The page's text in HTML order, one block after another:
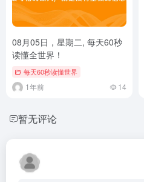
08月05日，星期二, 每天60秒
读懂全世界！
每天60秒读懂世界
1年前 14
暂无评论